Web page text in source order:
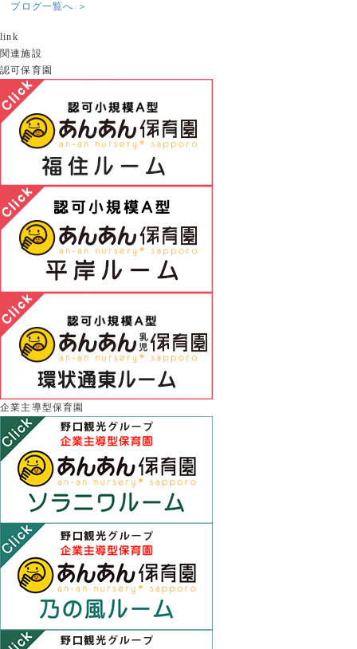
ブログ一覧へ ＞
link
関連施設
認可保育園
企業主導型保育園